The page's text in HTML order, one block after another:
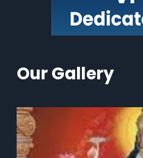
Our Gallery